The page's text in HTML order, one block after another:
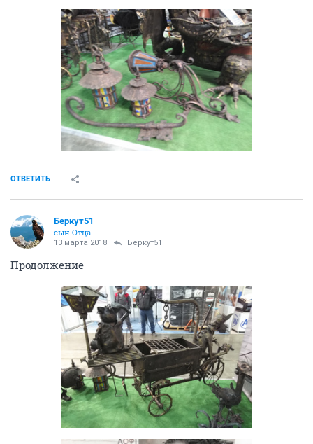
ОТВЕТИТЬ
Беркут51
сын Отца
13 марта 2018 Беркут51
Продолжение